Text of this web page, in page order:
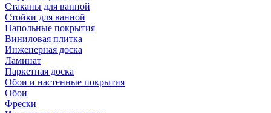
Стаканы для ванной
Стойки для ванной
Напольные покрытия
Виниловая плитка
Инженерная доска
Ламинат
Паркетная доска
Обои и настенные покрытия
Обои
Фрески